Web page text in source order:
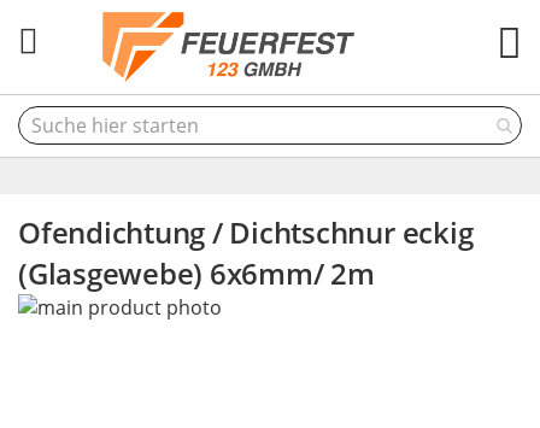
Ofendichtung / Dichtschnur eckig
(Glasgewebe) 6x6mm/ 2m
Skip